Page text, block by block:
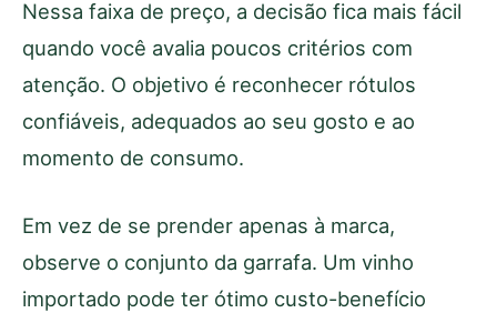
Nessa faixa de preço, a decisão fica mais fácil
quando você avalia poucos critérios com
atenção. O objetivo é reconhecer rótulos
confiáveis, adequados ao seu gosto e ao
momento de consumo.
Em vez de se prender apenas à marca,
observe o conjunto da garrafa. Um vinho
importado pode ter ótimo custo-benefício